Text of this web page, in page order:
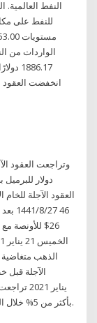
للنفط على
46
26$ للأونصة
بأكثر من 5% خلال التعاملات، بفعل مخاوف تباطؤ الطلب وتزايد الإمدادات.